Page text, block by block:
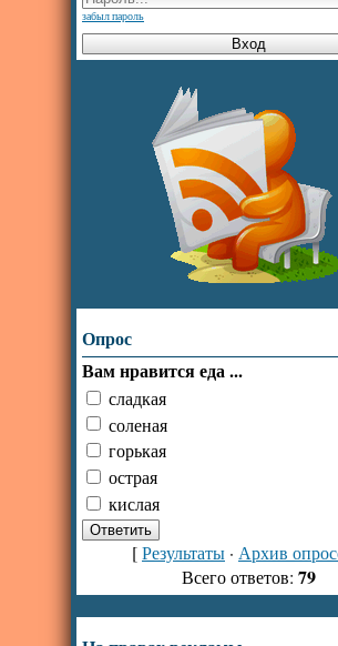
забыл пароль
Опрос
Вам нравится еда ...
сладкая
соленая
горькая
острая
кислая
[Результаты · Архив
Всего ответов: 79